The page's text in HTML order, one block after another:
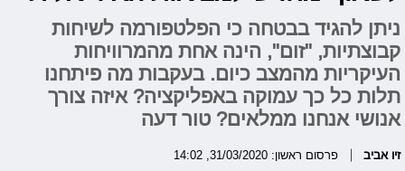
ניתן להגיד בבטחה כי הפלטפורמה לשיחות
קבוצתיות, "זום", הינה אחת מהמרוויחות
העיקריות מהמצב כיום. בעקבות מה פיתחנו
תלות כל כך עמוקה באפליקציה? איזה צורך
אנושי אנחנו ממלאים? טור דעה
זיו אביב פרסום ראשון: 31/03/2020, 14:02